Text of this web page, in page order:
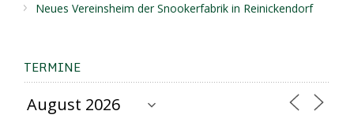
Neues Vereinsheim der Snookerfabrik in Reinickendorf
TERMINE